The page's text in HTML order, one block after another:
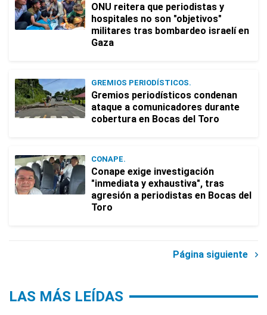
ONU reitera que periodistas y
hospitales no son "objetivos"
militares tras bombardeo israelí en
Gaza
GREMIOS PERIODÍSTICOS.
Gremios periodísticos condenan
ataque a comunicadores durante
cobertura en Bocas del Toro
CONAPE.
Conape exige investigación
"inmediata y exhaustiva", tras
agresión a periodistas en Bocas del
Toro
Página siguiente
LAS MÁS LEÍDAS